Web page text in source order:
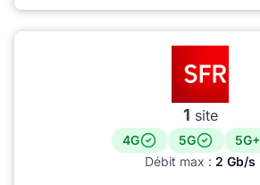
1 site
4G 5G
5G+
Débit max : 2 Gb/s